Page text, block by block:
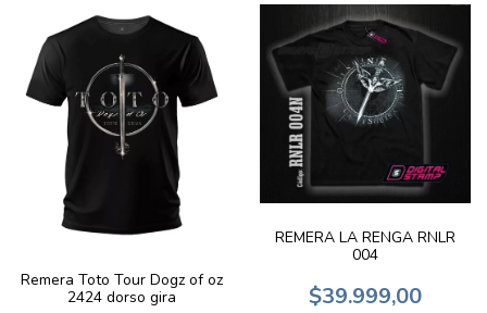
Remera Toto Tour Dogz of oz
2424 dorso gira
REMERA LA RENGA RNLR
004
$39.999,00